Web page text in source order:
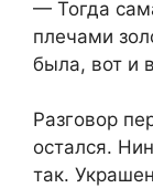
— Тогда
плечами
была, вот и
Разговор
остался.
так.